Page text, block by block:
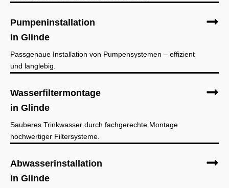
Pumpeninstallation
in Glinde
Passgenaue Installation von Pumpensystemen – effizient
und langlebig.
Wasserfiltermontage
in Glinde
Sauberes Trinkwasser durch fachgerechte Montage
hochwertiger Filtersysteme.
Abwasserinstallation
in Glinde